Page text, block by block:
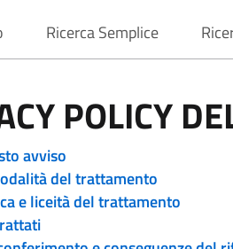
Ricerca Semplice
POLICY
avviso
del trattamento
e liceità del trattamento